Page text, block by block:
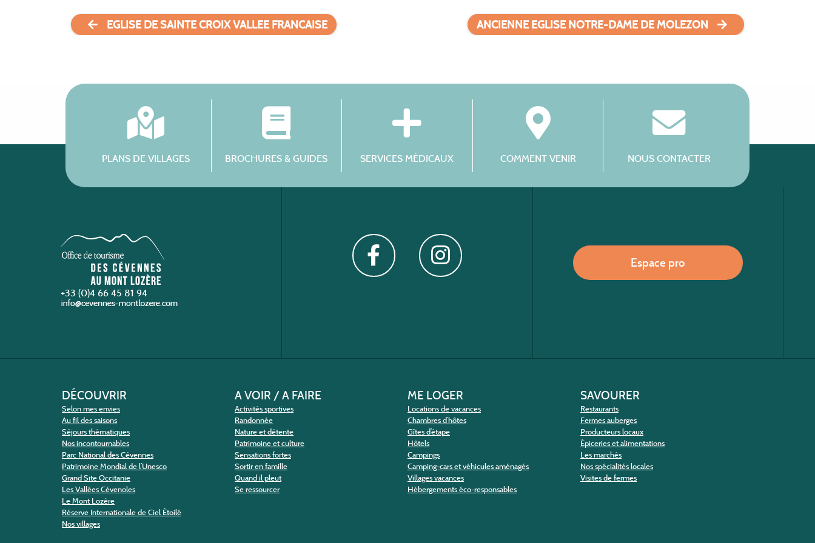
EGLISE DE SAINTE CROIX VALLEE FRANCAISE ANCIENNE EGLISE NOTRE-DAME DE MOLEZON
PLANS DE VILLAGES BROCHURES & GUIDES SERVICES MÉDICAUX COMMENT VENIR NOUS CONTACTER
+33 (0)4 66 45 81 94
Espace pro
DÉCOUVRIR
Selon mes envies
Au fil des saisons
Séjours thématiques
Nos incontournables
Parc National des Cévennes
Patrimoine Mondial de l’Unesco
Grand Site Occitanie
Les Vallées Cévenoles
Le Mont Lozère
Réserve Internationale de Ciel Étoilé
Nos villages
A VOIR / A FAIRE
Activités sportives
Randonnée
Nature et détente
Patrimoine et culture
Sensations fortes
Sortir en famille
Quand il pleut
Se ressourcer
ME LOGER
Locations de vacances
Chambres d’hôtes
Gîtes d’étape
Hôtels
Campings
Camping-cars et véhicules aménagés
Villages vacances
Hébergements éco-responsables
SAVOURER
Restaurants
Fermes auberges
Producteurs locaux
Épiceries et alimentations
Les marchés
Nos spécialités locales
Visites de fermes